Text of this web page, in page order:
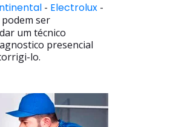
- Electrolux-
ser
um técnico
presencial
lo.